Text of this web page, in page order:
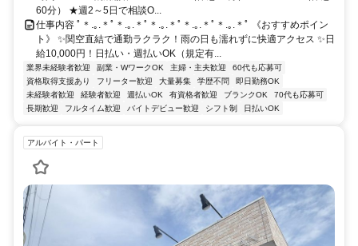
60分） ★週2～5日で相談O...
仕事内容 ﾟ＊.｡.＊ﾟ＊.｡.＊ﾟ＊.｡.＊ﾟ＊.｡.＊ﾟ＊.｡.＊ﾟ 《おすすめポイン
ト》 ✨関空直結で通勤ラクラク！雨の日も濡れずに快適アクセス ✨日
給10,000円！日払い・週払いOK（規定有...
業界未経験者歓迎 副業・WワークOK 主婦・主夫歓迎
60代も応募可
資格取得支援あり
フリーター歓迎 大量募集 学歴不問
即日勤務OK
未経験者歓迎
経験者歓迎 週払いOK 有資格者歓迎 ブランクOK
70代も応募可
長期歓迎
フルタイム歓迎 バイトデビュー歓迎 シフト制 日払いOK
アルバイト・パート